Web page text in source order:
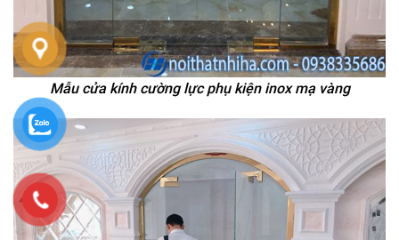
Mẫu cửa kính cường lực phụ kiện inox mạ vàng